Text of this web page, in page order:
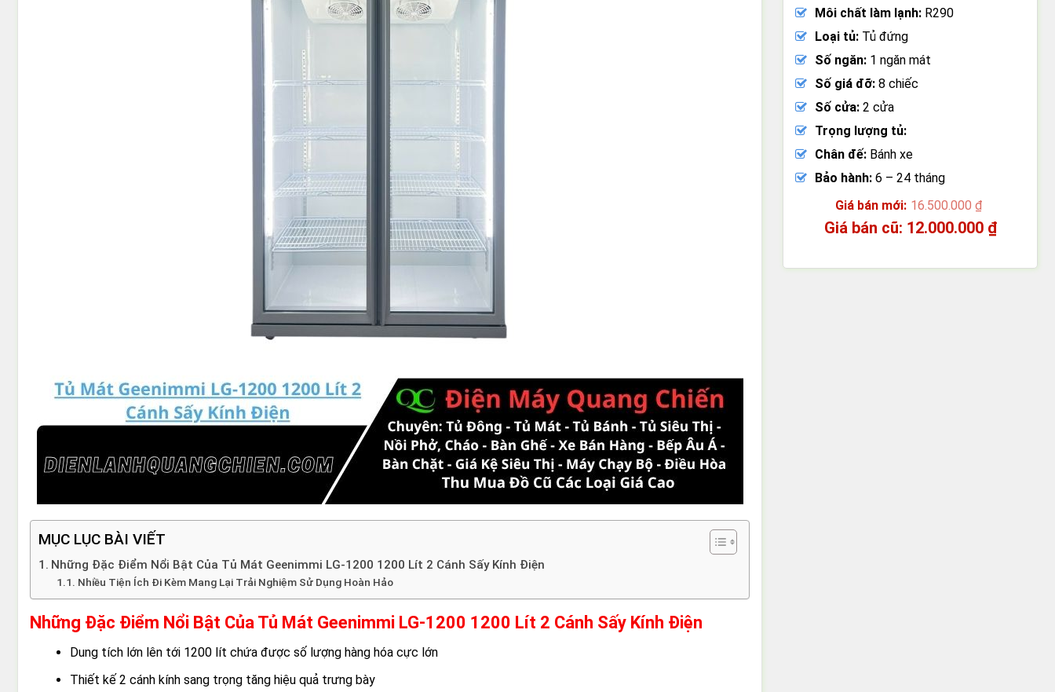
MỤC LỤC BÀI VIẾT
Những Đặc Điểm Nổi Bật Của Tủ Mát Geenimmi LG-1200 1200 Lít 2 Cánh Sấy Kính Điện
Nhiều Tiện Ích Đi Kèm Mang Lại Trải Nghiệm Sử Dụng Hoàn Hảo
Những Đặc Điểm Nổi Bật Của Tủ Mát Geenimmi LG-1200 1200 Lít 2 Cánh Sấy Kính Điện
Dung tích lớn lên tới 1200 lít chứa được số lượng hàng hóa cực lớn
Thiết kế 2 cánh kính sang trọng tăng hiệu quả trưng bày
Môi chất làm lạnh: R290
Loại tủ: Tủ đứng
Số ngăn: 1 ngăn mát
Số giá đỡ: 8 chiếc
Số cửa: 2 cửa
Trọng lượng tủ:
Chân đế: Bánh xe
Bảo hành: 6 – 24 tháng
16.500.000 ₫
Giá
16.500.000 ₫.
12.000.000 ₫
tại